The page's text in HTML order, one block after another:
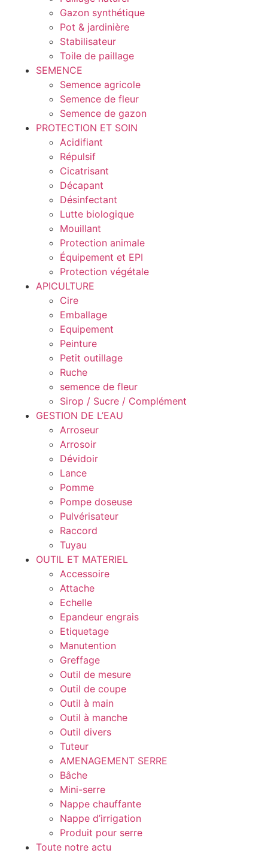
Gazon synthétique
Pot & jardinière
Stabilisateur
Toile de paillage
SEMENCE
Semence agricole
Semence de fleur
Semence de gazon
PROTECTION ET SOIN
Acidifiant
Répulsif
Cicatrisant
Décapant
Désinfectant
Lutte biologique
Mouillant
Protection animale
Équipement et EPI
Protection végétale
APICULTURE
Cire
Emballage
Equipement
Peinture
Petit outillage
Ruche
semence de fleur
Sirop / Sucre / Complément
GESTION DE L’EAU
Arroseur
Arrosoir
Dévidoir
Lance
Pomme
Pompe doseuse
Pulvérisateur
Raccord
Tuyau
OUTIL ET MATERIEL
Accessoire
Attache
Echelle
Epandeur engrais
Etiquetage
Manutention
Greffage
Outil de mesure
Outil de coupe
Outil à main
Outil à manche
Outil divers
Tuteur
AMENAGEMENT SERRE
Bâche
Mini-serre
Nappe chauffante
Nappe d’irrigation
Produit pour serre
Toute notre actu